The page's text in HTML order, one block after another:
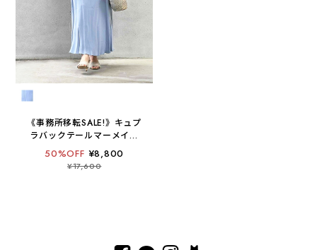
《事務所移転SALE!》キュプ
ラバックテールマーメイド
スカート【手洗い可 / 日本
製 】
50%OFF ¥8,800
¥17,600